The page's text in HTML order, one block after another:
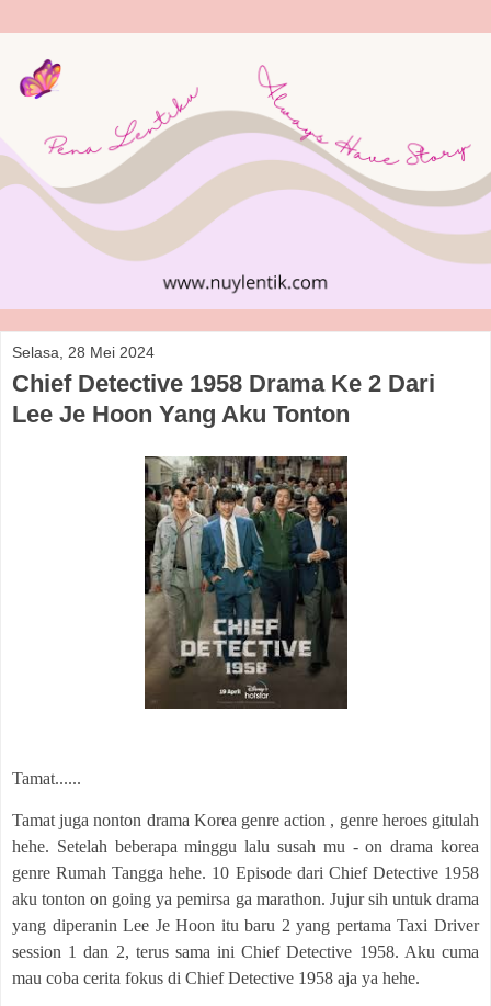
Selasa, 28 Mei 2024
Chief Detective 1958 Drama Ke 2 Dari
Lee Je Hoon Yang Aku Tonton
Tamat......
Tamat juga nonton drama Korea genre action , genre heroes gitulah
hehe. Setelah beberapa minggu lalu susah mu - on drama korea
genre Rumah Tangga hehe. 10 Episode dari Chief Detective 1958
aku tonton on going ya pemirsa ga marathon. Jujur sih untuk drama
yang diperanin Lee Je Hoon itu baru 2 yang pertama Taxi Driver
session 1 dan 2, terus sama ini Chief Detective 1958. Aku cuma
mau coba cerita fokus di Chief Detective 1958 aja ya hehe.